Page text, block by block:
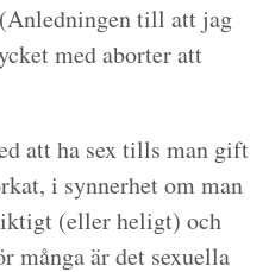
till att jag
med aborter att
att ha sex tills man gift
i synnerhet om man
(eller heligt) och
många är det sexuella